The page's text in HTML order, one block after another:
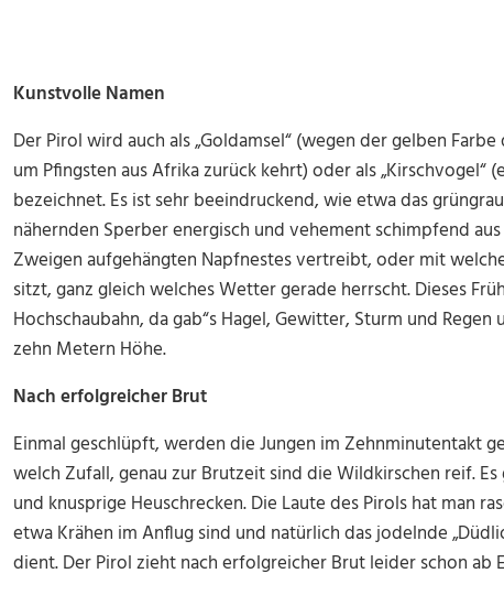
Kunstvolle Namen
Der Pirol wird auch als „Goldamsel“ (wegen der gelben
um Pfingsten aus Afrika zurück kehrt) oder als
bezeichnet. Es ist sehr beeindruckend, wie etwa das
nähernden Sperber energisch und vehement schimpfend
Zweigen aufgehängten Napfnestes vertreibt, oder mit
sitzt, ganz gleich welches Wetter gerade herrscht. Dieses
Hochschaubahn, da gab“s Hagel, Gewitter, Sturm und
zehn Metern Höhe.
Nach erfolgreicher Brut
Einmal geschlüpft, werden die Jungen im Zehnminutentakt
welch Zufall, genau zur Brutzeit sind die Wildkirschen reif.
und knusprige Heuschrecken. Die Laute des Pirols hat man
etwa Krähen im Anflug sind und natürlich das jodelnde
dient. Der Pirol zieht nach erfolgreicher Brut leider schon ab